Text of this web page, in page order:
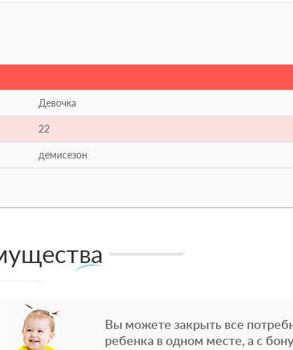
Девочка
22
демисезон
Вы можете закрыть все
ребенка в одном месте, а с